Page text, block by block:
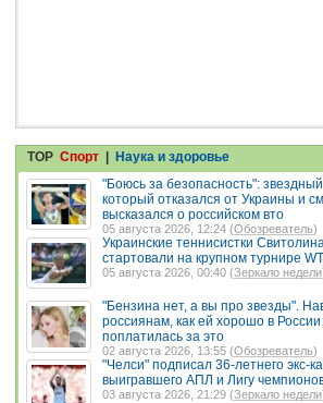
TOP Спорт | Наука и здоровье
"Боюсь за безопасность": звездный
который отказался от Украины и
высказался о российском вто
05 августа 2026, 12:24 (Обозреватель)
Украинские теннисистки
стартовали на крупном турнире
05 августа 2026, 00:40 (Зеркало недели
"Бензина нет, а вы про звезды".
россиянам, как ей хорошо в
поплатилась за это
02 августа 2026, 13:55 (Обозреватель)
"Челси" подписал 36-летнего экс-
выигравшего АПЛ и Лигу
03 августа 2026, 21:29 (Зеркало недели